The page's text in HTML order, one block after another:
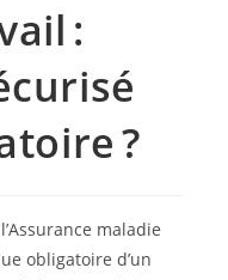
:
?
maladie
obligatoire d’un